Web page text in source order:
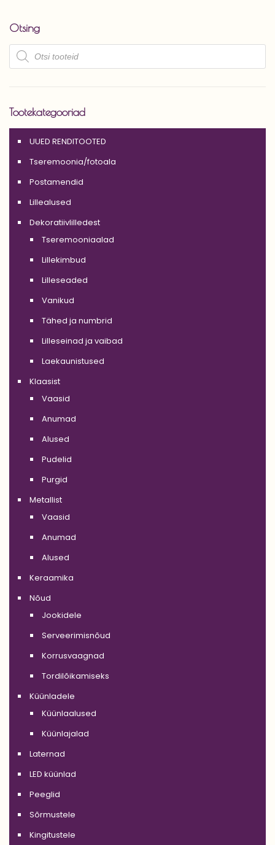
Otsing
Products
search
Tootekategooriad
UUED RENDITOOTED
Tseremoonia/fotoala
Postamendid
Lillealused
Dekoratiivlilledest
Tseremooniaalad
Lillekimbud
Lilleseaded
Vanikud
Tähed ja numbrid
Lilleseinad ja vaibad
Laekaunistused
Klaasist
Vaasid
Anumad
Alused
Pudelid
Purgid
Metallist
Vaasid
Anumad
Alused
Keraamika
Nõud
Jookidele
Serveerimisnõud
Korrusvaagnad
Tordilõikamiseks
Küünladele
Küünlaalused
Küünlajalad
Laternad
LED küünlad
Peeglid
Sõrmustele
Kingitustele